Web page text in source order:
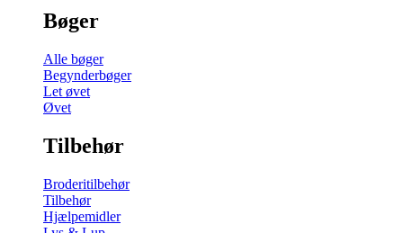
Bøger
Alle bøger
Begynderbøger
Let øvet
Øvet
Tilbehør
Broderitilbehør
Tilbehør
Hjælpemidler